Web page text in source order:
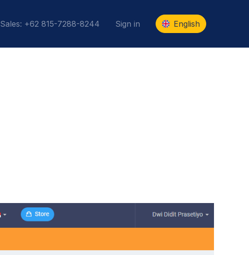
Sales: +62 815-7288-8244 Sign in English